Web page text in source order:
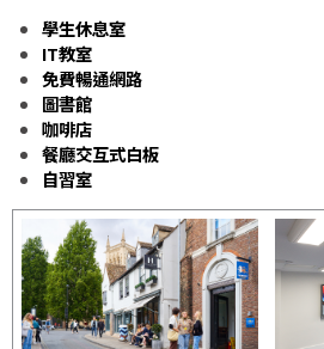
學生休息室
IT教室
免費暢通網路
圖書館
咖啡店
餐廳交互式白板
自習室